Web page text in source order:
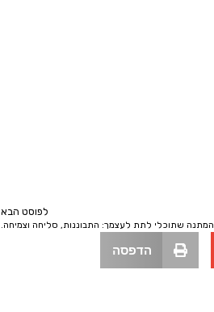
לפוסט הבא
המתנה שתוכלי לתת לעצמך: התבוננות, סליחה וצמיחה.
הדפסה